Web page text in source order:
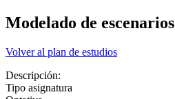
Modelado de escenarios
Volver al plan de estudios
Descripción:
Tipo asignatura